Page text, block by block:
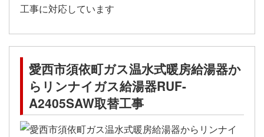
工事に対応しています
愛西市須依町ガス温水式暖房給湯器か
らリンナイガス給湯器RUF-
A2405SAW取替工事